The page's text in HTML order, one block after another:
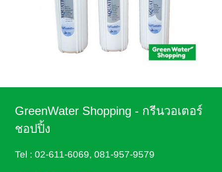
GreenWater Shopping - กรีนวอเตอร์
ชอปปิ้ง
Tel : 02-611-6069, 081-957-9579